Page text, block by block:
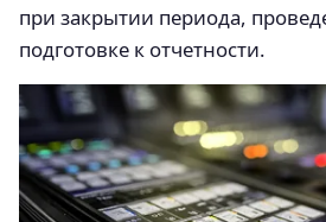
при закрытии периода,
подготовке к отчетности.